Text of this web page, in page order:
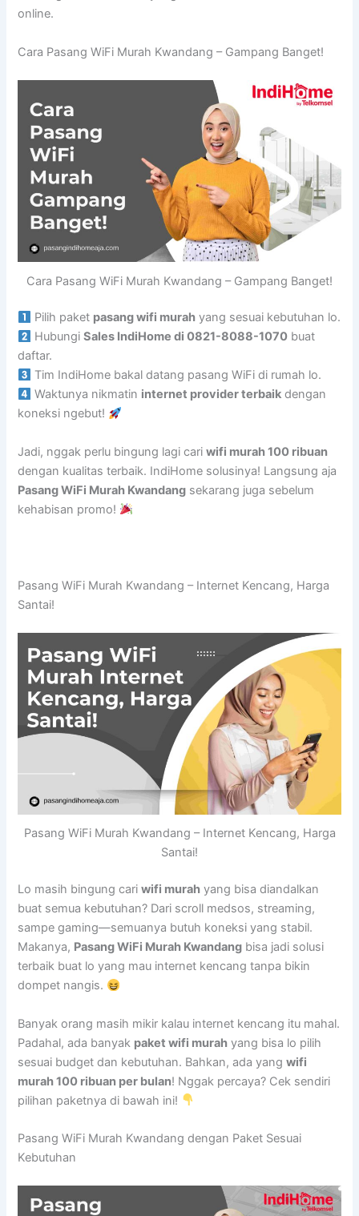
online.
Cara Pasang WiFi Murah Kwandang – Gampang Banget!
Cara Pasang WiFi Murah Kwandang – Gampang Banget!
Pilih paket pasang wifi murah yang sesuai kebutuhan lo.
HubungiSales IndiHome di 0821-8088-1070 buat
daftar.
Tim IndiHome bakal datang pasang WiFi di rumah lo.
Waktunya nikmatin internet provider terbaik dengan
koneksi ngebut!
Jadi, nggak perlu bingung lagi cariwifi murah 100 ribuan
dengan kualitas terbaik. IndiHome solusinya! Langsung aja
Pasang WiFi Murah Kwandang sekarang juga sebelum
kehabisan promo!
Pasang WiFi Murah Kwandang – Internet Kencang, Harga
Santai!
Pasang WiFi Murah Kwandang – Internet Kencang, Harga
Santai!
Lo masih bingung cariwifi murah yang bisa diandalkan
buat semua kebutuhan? Dari scroll medsos, streaming,
sampe gaming—semuanya butuh koneksi yang stabil.
Makanya, Pasang WiFi Murah Kwandang bisa jadi solusi
terbaik buat lo yang mau internet kencang tanpa bikin
dompet nangis.
Banyak orang masih mikir kalau internet kencang itu mahal.
Padahal, ada banyak paket wifi murah yang bisa lo pilih
sesuai budget dan kebutuhan. Bahkan, ada yangwifi
murah 100 ribuan per bulan! Nggak percaya? Cek sendiri
pilihan paketnya di bawah ini!
Pasang WiFi Murah Kwandang dengan Paket Sesuai
Kebutuhan